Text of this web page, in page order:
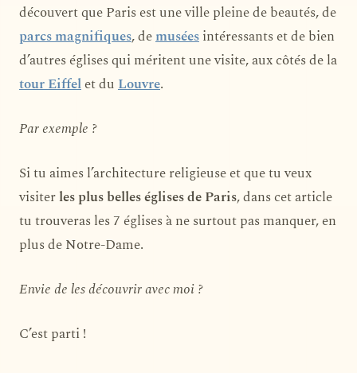
découvert que Paris est une ville pleine de beautés, de
parcs magnifiques, demuséesintéressants et de bien
d’autres églises qui méritent une visite, aux côtés de la
tour Eiffelet duLouvre.
Par exemple ?
Si tu aimes l’architecture religieuse et que tu veux
visiterles plus belles églises de Paris, dans cet article
tu trouveras les 7 églises à ne surtout pas manquer, en
plus de Notre-Dame.
Envie de les découvrir avec moi ?
C’est parti !